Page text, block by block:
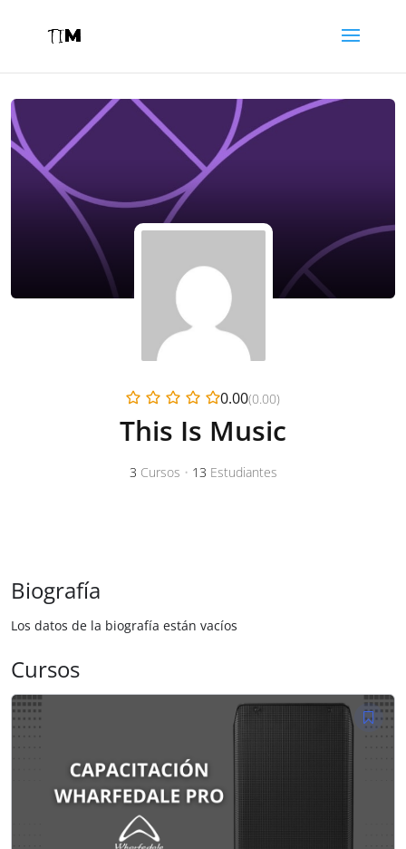
0.00(0.00)
This Is Music
3 Cursos • 13 Estudiantes
Biografía
Los datos de la biografía están vacíos
Cursos